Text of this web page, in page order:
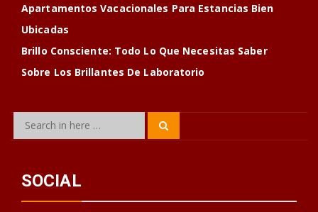
Apartamentos Vacacionales Para Estancias Bien
Ubicadas
Brillo Consciente: Todo Lo Que Necesitas Saber
Sobre Los Brillantes De Laboratorio
Search
SOCIAL